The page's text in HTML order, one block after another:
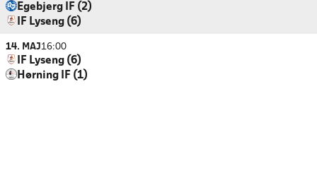
Egebjerg IF (2)
IF Lyseng (6)
14. MAJ16:00
IF Lyseng (6)
Hørning IF (1)